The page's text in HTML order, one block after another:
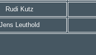
Rudi Kutz
Jens Leuthold